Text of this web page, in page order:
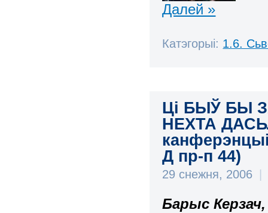
Далей »
Катэгорыі: 1.6.
Ці БЫЎ БЫ
НЕХТА
канферэнцыі
Д пр-п 44)
29 снежня, 2006
Барыс